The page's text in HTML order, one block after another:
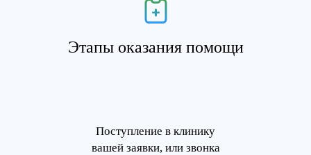
Этапы оказания помощи
Поступление в клинику
вашей заявки, или звонка